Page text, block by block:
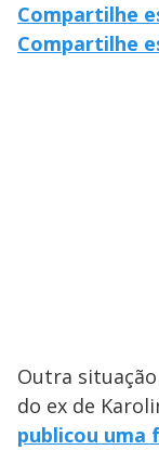
Compartilhe
Compartilhe
Outra
do ex de
publicou uma